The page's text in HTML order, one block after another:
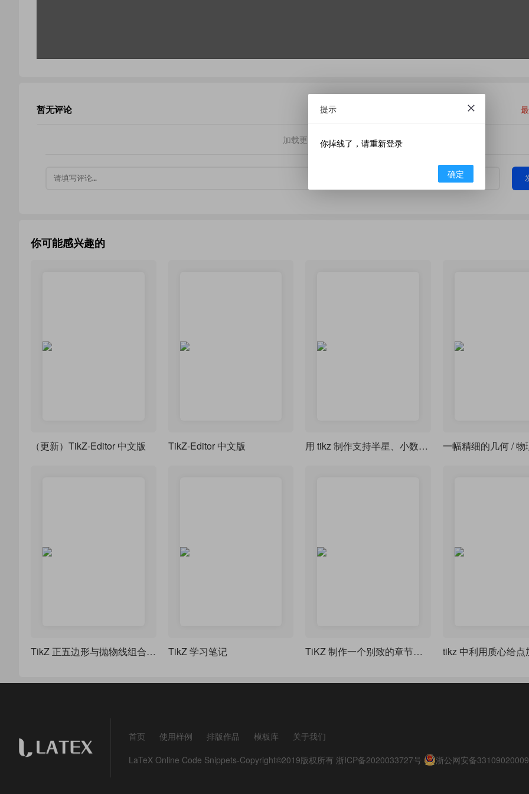
暂无评论
加载更多
你可能感兴趣的
（更新）TikZ-Editor 中文版 TikZ-Editor 中文版 用 tikz 制作支持半星、小数评分显示的星级评分
TikZ 正五边形与抛物线组合图形（类似 “花瓣” 或 “星形” 图案） TikZ 学习笔记 TiKZ 制作一个别致的章节样式 tikz 中利用质心给点
首页 使用样例 排版作品 模板库
关于我们
LaTeX Online Code Snippets-Copyright©2019版权所有 浙ICP备2020033727号 浙公网安备
提示
你掉线了，请重新登录
确定